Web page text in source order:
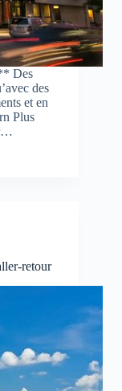
Des
des
et en
Plus
retour